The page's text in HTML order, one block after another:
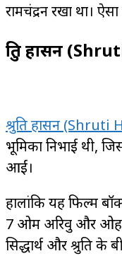
रामचंद्रन रखा था।
श्रुति हासन
श्रुति हासन (Shruti
भूमिका निभाई थी,
आईं।
हालांकि यह फिल्म
7 ओम अरिवु और ओह
सिद्धार्थ और श्रुति के